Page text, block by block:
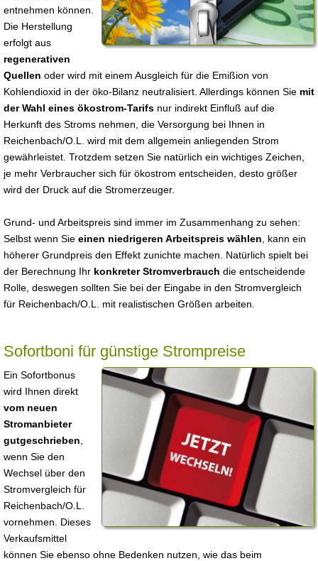
entnehmen können.
Die Herstellung
erfolgt aus
regenerativen
Quellen oder wird mit einem Ausgleich für die Emißion von
Kohlendioxid in der öko-Bilanz neutralisiert. Allerdings können Sie mit
der Wahl eines ökostrom-Tarifs nur indirekt Einfluß auf die
Herkunft des Stroms nehmen, die Versorgung bei Ihnen in
Reichenbach/O.L. wird mit dem allgemein anliegenden Strom
gewährleistet. Trotzdem setzen Sie natürlich ein wichtiges Zeichen,
je mehr Verbraucher sich für ökostrom entscheiden, desto größer
wird der Druck auf die Stromerzeuger.
Grund- und Arbeitspreis sind immer im Zusammenhang zu sehen:
Selbst wenn Sie einen niedrigeren Arbeitspreis wählen , kann ein
höherer Grundpreis den Effekt zunichte machen. Natürlich spielt bei
der Berechnung Ihr konkreter Stromverbrauch die entscheidende
Rolle, deswegen sollten Sie bei der Eingabe in den Stromvergleich
für Reichenbach/O.L. mit realistischen Größen arbeiten.
Sofortboni für günstige Strompreise
Ein Sofortbonus
wird Ihnen direkt
vom neuen
Stromanbieter
gutgeschrieben
wenn Sie den
Wechsel über den
Stromvergleich für
Reichenbach/O.L.
vornehmen. Dieses
Verkaufsmittel
können Sie ebenso ohne Bedenken nutzen, wie das beim